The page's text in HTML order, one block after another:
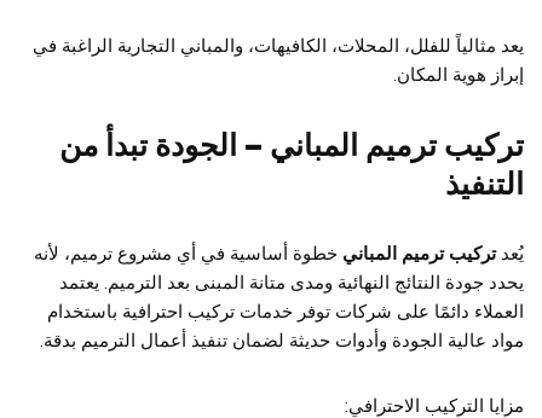
يعد مثالياً للفلل، المحلات، الكافيهات، والمباني التجارية الراغبة في
إبراز هوية المكان.
تركيب ترميم المباني – الجودة تبدأ من
التنفيذ
يُعدتركيب ترميم المباني خطوة أساسية في أي مشروع ترميم، لأنه
يحدد جودة النتائج النهائية ومدى متانة المبنى بعد الترميم. يعتمد
العملاء دائمًا على شركات توفر خدمات تركيب احترافية باستخدام
مواد عالية الجودة وأدوات حديثة لضمان تنفيذ أعمال الترميم بدقة.
مزايا التركيب الاحترافي: